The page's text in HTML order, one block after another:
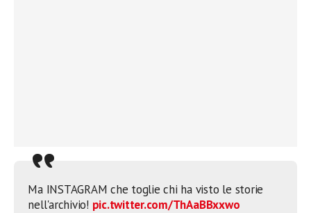
Ma INSTAGRAM che toglie chi ha visto le storie
nell'archivio! pic.twitter.com/ThAaBBxxwo